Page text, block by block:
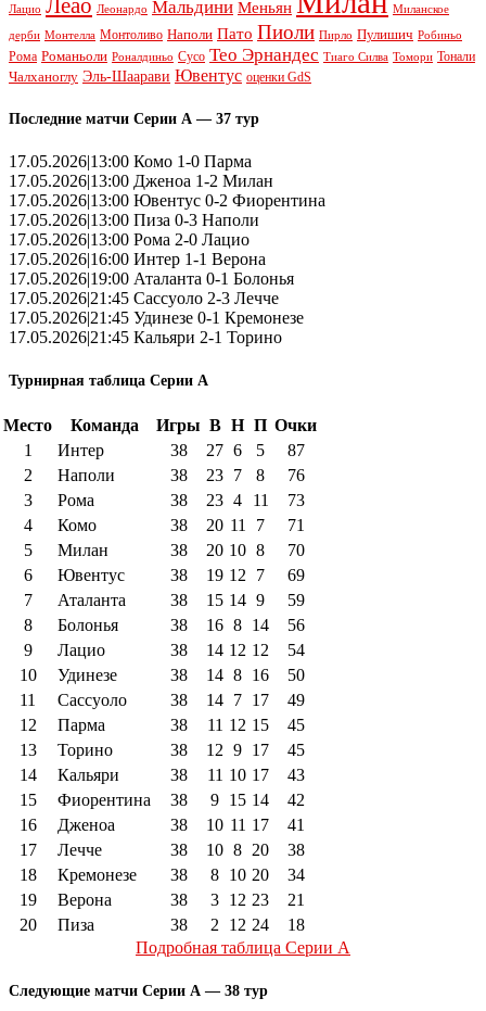
Лацио Леао Леонардо Мальдини Меньян Миланское
дерби Монтелла Монтоливо Наполи Пато Пиоли Пирло Пулишич Робиньо
Рома Романьоли Роналдиньо Сусо Тео Эрнандес Тиаго Силва Томори Тонали
Чалханоглу Эль-Шаарави Ювентус оценки GdS
Последние матчи Серии А — 37 тур
17.05.2026|13:00 Комо 1-0 Парма
17.05.2026|13:00 Дженоа 1-2 Милан
17.05.2026|13:00 Ювентус 0-2 Фиорентина
17.05.2026|13:00 Пиза 0-3 Наполи
17.05.2026|13:00 Рома 2-0 Лацио
17.05.2026|16:00 Интер 1-1 Верона
17.05.2026|19:00 Аталанта 0-1 Болонья
17.05.2026|21:45 Сассуоло 2-3 Лечче
17.05.2026|21:45 Удинезе 0-1 Кремонезе
17.05.2026|21:45 Кальяри 2-1 Торино
Турнирная таблица Серии А
Место Команда Игры В Н П Очки
1
Интер 38 27 6 5
87
2
Наполи 38 23 7 8
76
3
Рома 38 23 4 11
73
4
Комо 38 20 11 7
71
5
Милан 38 20 10 8
70
6
Ювентус 38 19 12 7
69
7
Аталанта 38 15 14 9
59
8
Болонья 38 16 8 14
56
9
Лацио 38 14 12 12
54
10
Удинезе 38 14 8 16
50
11
Сассуоло 38 14 7 17
49
12
Парма 38 11 12 15
45
13
Торино 38 12 9 17
45
14
Кальяри 38 11 10 17
43
15
Фиорентина 38 9 15 14
42
16
Дженоа 38 10 11 17
41
17
Лечче 38 10 8 20
38
18
Кремонезе 38 8 10 20
34
19
Верона 38 3 12 23
21
20
Пиза 38 2 12 24
18
Подробная таблица Серии А
Следующие матчи Серии А — 38 тур